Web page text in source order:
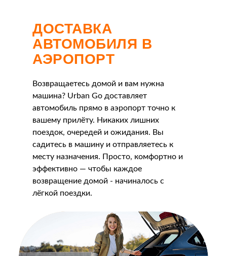
Возвращаетесь домой и вам нужна
машина? Urban Go доставляет
автомобиль прямо в аэропорт точно к
вашему прилёту. Никаких лишних
поездок, очередей и ожидания. Вы
садитесь в машину и отправляетесь к
месту назначения. Просто, комфортно и
эффективно — чтобы каждое
возвращение домой - начиналось с
лёгкой поездки.
ДОСТАВКА
АВТОМОБИЛЯ В
АЭРОПОРТ